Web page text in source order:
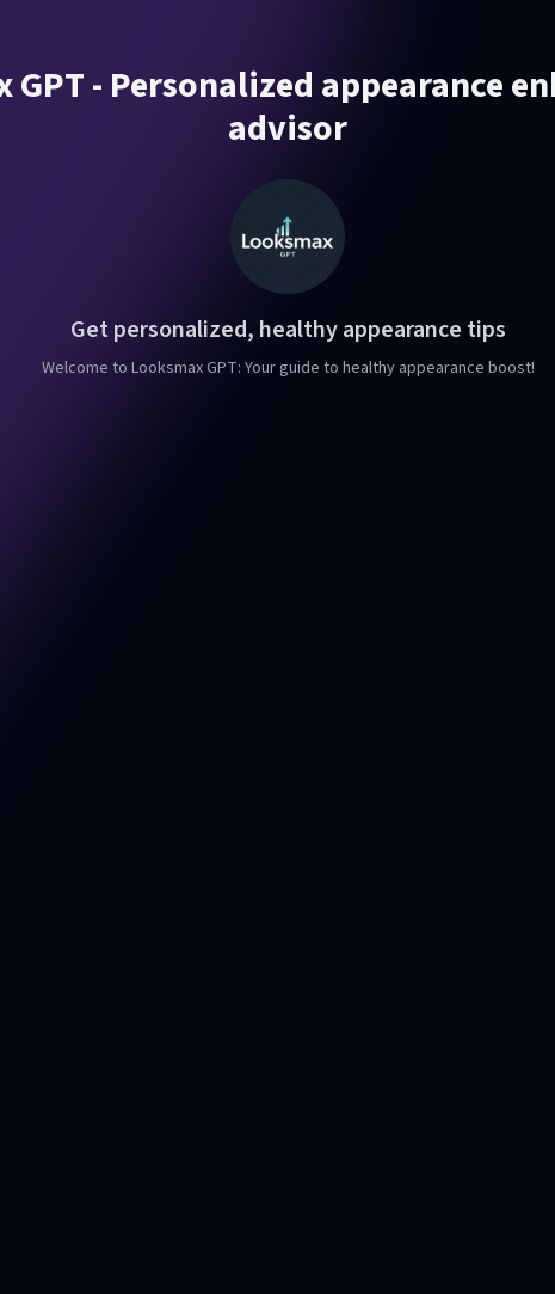
GPT - Personalized appearance
advisor
Get personalized, healthy appearance tips
Welcome to Looksmax GPT: Your guide to healthy appearance boost!